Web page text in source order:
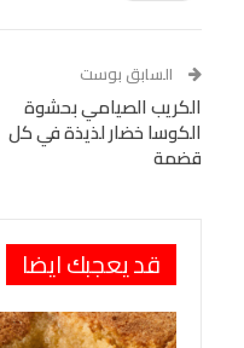
Tumblr
البريد الإلكتروني
Digg
LINE
السابق بوست
الكريب الصيامي بحشوة
الكوسا خضار لذيذة في كل
قضمة
قد يعجبك ايضا